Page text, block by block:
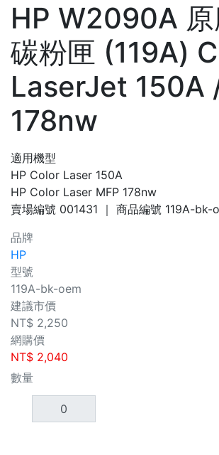
HP W2090A
碳粉匣 (119A)
LaserJet 150A
178nw
適用機型
HP Color Laser 150A
HP Color Laser MFP 178nw
賣場編號 001431 ｜ 商品編號 119A-bk-
品牌
HP
型號
119A-bk-oem
建議市價
NT$ 2,250
網購價
NT$ 2,040
數量